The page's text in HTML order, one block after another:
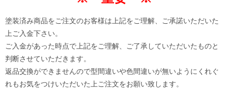
塗装済み商品をご注文のお客様は上記をご理解、ご承諾いただいた
上ご入金下さい。
ご入金があった時点で上記をご理解、ご了承していただいたものと
判断させていただきます。
返品交換ができませんので型間違いや色間違いが無いようにくれぐ
れもお気をつけいただいた上ご注文をお願い致します。